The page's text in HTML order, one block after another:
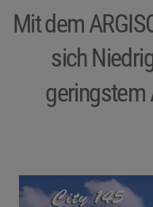
Mit dem
sich
geringstem